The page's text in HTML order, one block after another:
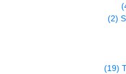
(2)
(19)